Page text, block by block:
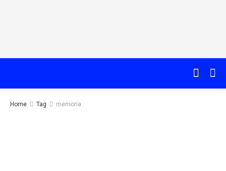
Home Tag memoria